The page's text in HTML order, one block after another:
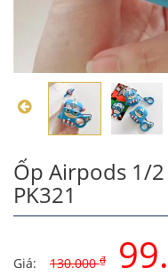
Ốp Airpods 1/
PK321
Giá: 130.000₫